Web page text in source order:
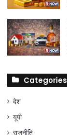
Categories
देश
यूपी
राजनीति